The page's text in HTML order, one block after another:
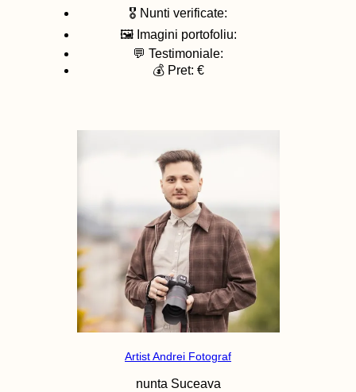
🎖️ Nunti verificate:
🖼️ Imagini portofoliu:
💬 Testimoniale:
💰 Pret: €
Artist Andrei Fotograf
nunta Suceava